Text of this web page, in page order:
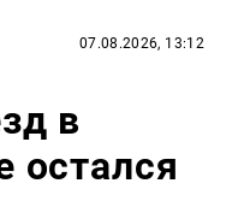
07.08.2026, 13:12
в
остался